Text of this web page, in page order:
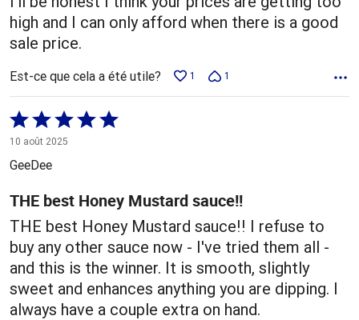
high and I can only afford when there is a good
sale price.
Est-ce que cela a été utile? 1 1
Coté
5 sur
5
10 août 2025
GeeDee
THE best Honey Mustard sauce!!
THE best Honey Mustard sauce!! I refuse to
buy any other sauce now - I've tried them all -
and this is the winner. It is smooth, slightly
sweet and enhances anything you are dipping. I
always have a couple extra on hand.